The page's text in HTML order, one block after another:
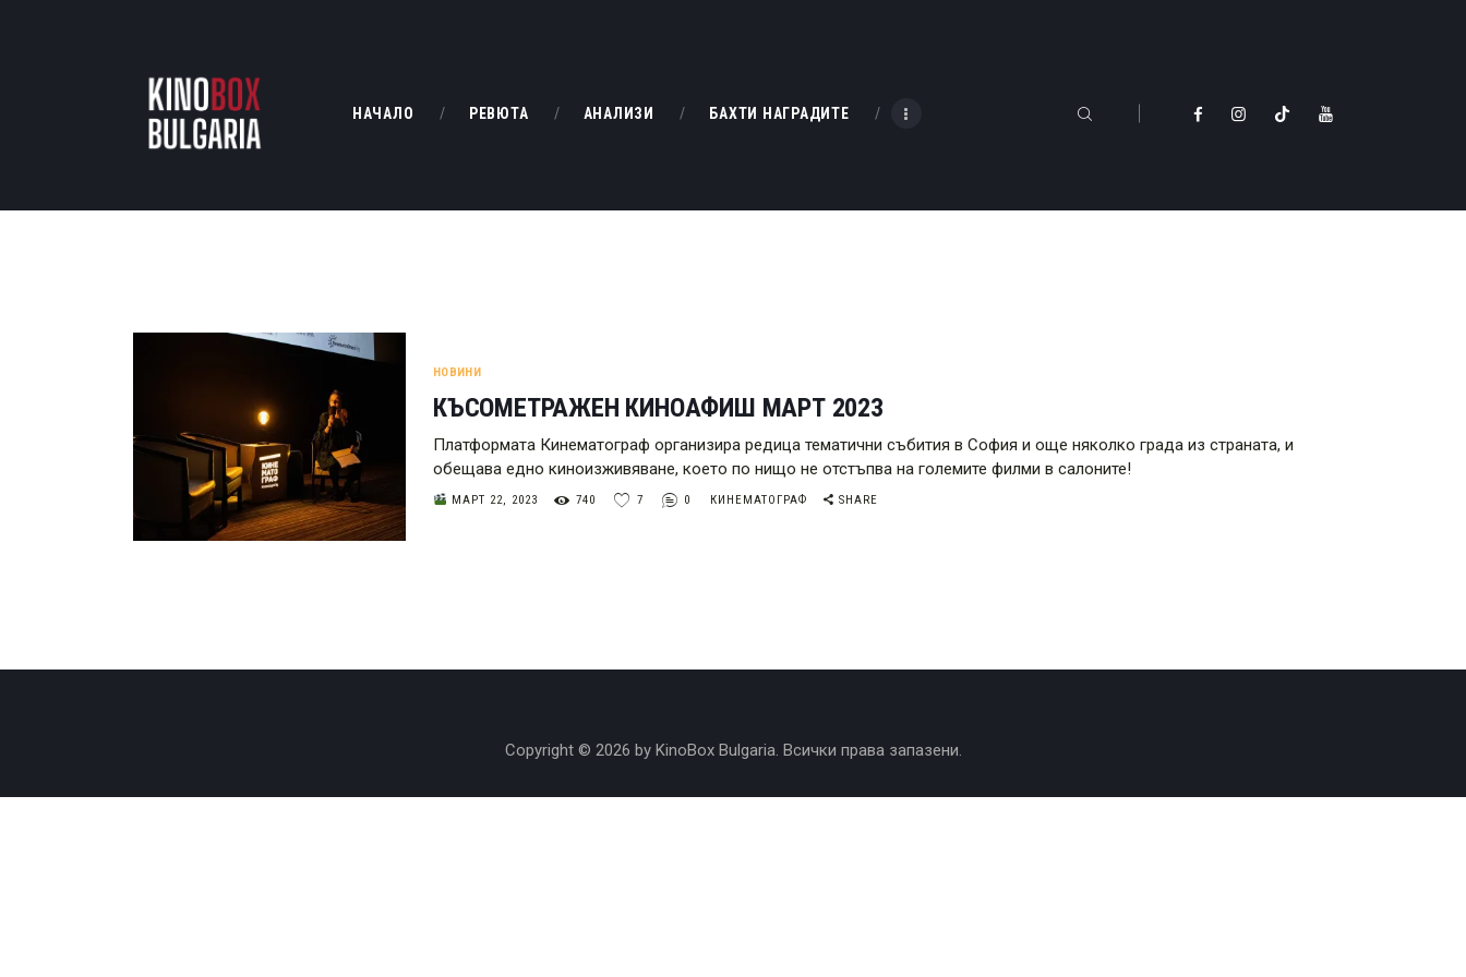
НАЧАЛО РЕВЮТА АНАЛИЗИ БАХТИ НАГРАДИТЕ
РЕВЮТА
БАХТИ НАГРАДИТЕ
НОВИНИ
КЪСОМЕТРАЖЕН КИНОАФИШ МАРТ 2023
Платформата Кинематограф организира редица тематични събития в София и още няколко града из страната, и
обещава едно киноизживяване, което по нищо не отстъпва на големите филми в салоните!
МАРТ 22, 2023 740 7 0 КИНЕМАТОГРАФ SHARE
Copyright © 2026 by KinoBox Bulgaria. Всички права запазени.